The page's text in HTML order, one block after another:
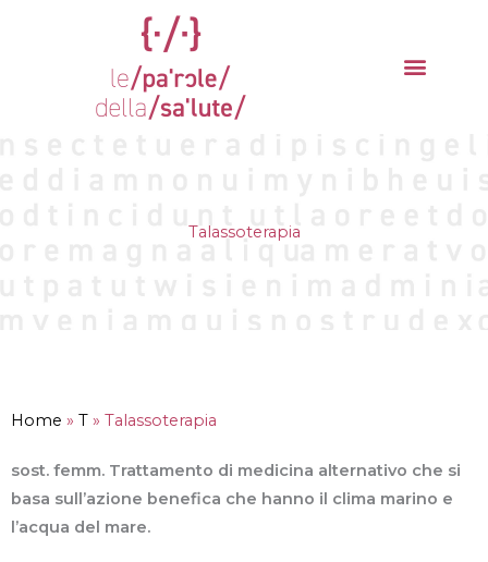
Talassoterapia
Home » T » Talassoterapia
sost. femm. Trattamento di medicina alternativo che si
basa sull’azione benefica che hanno il clima marino e
l’acqua del mare.